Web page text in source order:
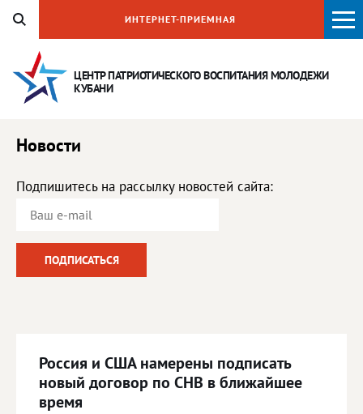
ЦЕНТР ПАТРИОТИЧЕСКОГО ВОСПИТАНИЯМОЛОДЕЖИ
КУБАНИ
ИНТЕРНЕТ-ПРИЕМНАЯ
Новости
Подпишитесь на рассылку новостей сайта:
Россия и США намерены подписать
новый договор по СНВ в ближайшее
время